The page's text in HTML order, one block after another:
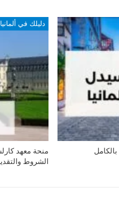
دليلك في ألمانيا
منحة معهد
الشروط